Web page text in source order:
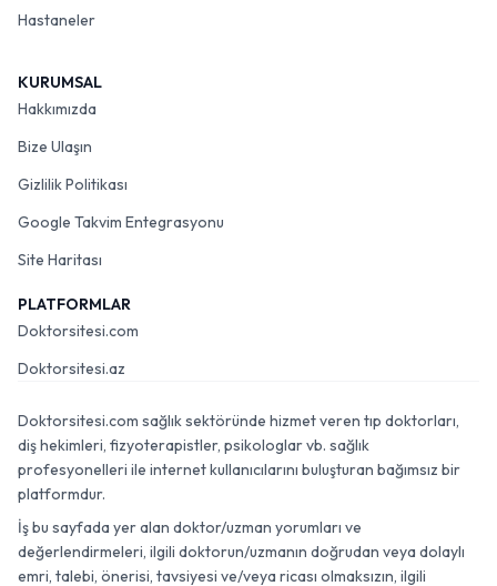
Hastaneler
KURUMSAL
Hakkımızda
Bize Ulaşın
Gizlilik Politikası
Google Takvim Entegrasyonu
Site Haritası
PLATFORMLAR
Doktorsitesi.com
Doktorsitesi.az
Doktorsitesi.com sağlık sektöründe hizmet veren tıp doktorları,
diş hekimleri, fizyoterapistler, psikologlar vb. sağlık
profesyonelleri ile internet kullanıcılarını buluşturan bağımsız bir
platformdur.
İş bu sayfada yer alan doktor/uzman yorumları ve
değerlendirmeleri, ilgili doktorun/uzmanın doğrudan veya dolaylı
emri, talebi, önerisi, tavsiyesi ve/veya ricası olmaksızın, ilgili